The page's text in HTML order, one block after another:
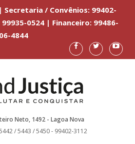
| Secretaria / Convênios: 99402-
0524 | Financeiro: 99486-
4844
Neto, 1492 - Lagoa Nova
/ 5443 / 5450 - 99402-3112